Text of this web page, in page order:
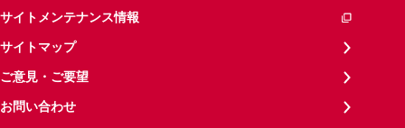
サイトメンテナンス情報
サイトマップ
ご意見・ご要望
お問い合わせ